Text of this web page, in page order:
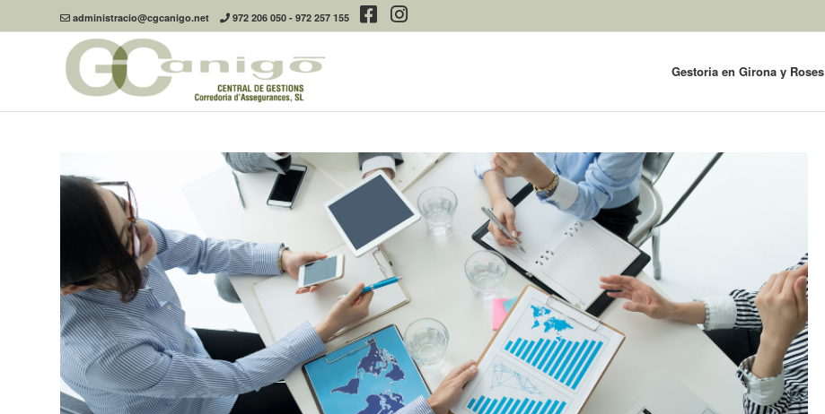
administracio@cgcanigo.net 972 206 050 - 972 257 155
Gestoria en Girona y Roses